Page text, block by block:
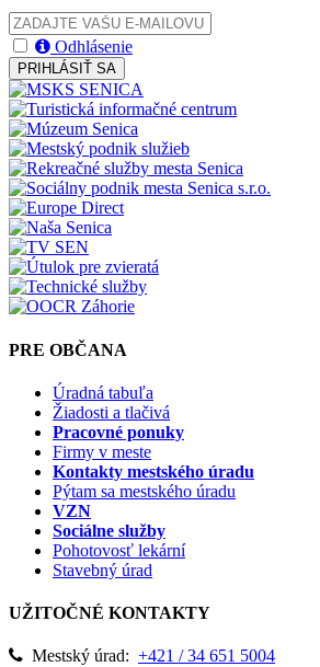
Odhlásenie
PRIHLÁSIŤ SA
PRE OBČANA
Úradná tabuľa
Žiadosti a tlačivá
Pracovné ponuky
Firmy v meste
Kontakty mestského úradu
Pýtam sa mestského úradu
VZN
Sociálne služby
Pohotovosť lekární
Stavebný úrad
UŽITOČNÉ KONTAKTY
Mestský úrad: +421 / 34 651 5004